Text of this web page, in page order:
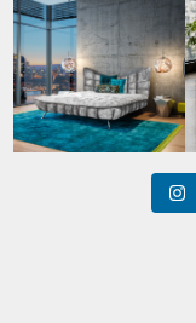
Cloud 7 – nicht nur zum
Sitzen, sondern auch
zum...
146 3